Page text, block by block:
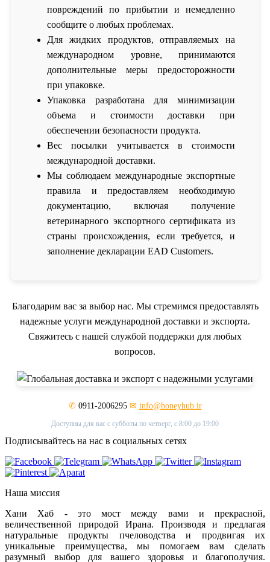
повреждений по прибытии и немедленно
сообщите о любых проблемах.
Для жидких продуктов, отправляемых на
международном уровне, принимаются
дополнительные меры предосторожности
при упаковке.
Упаковка разработана для минимизации
объема и стоимости доставки при
обеспечении безопасности продукта.
Вес посылки учитывается в стоимости
международной доставки.
Мы соблюдаем международные экспортные
правила и предоставляем необходимую
документацию, включая получение
ветеринарного экспортного сертификата из
страны происхождения, если требуется, и
заполнение декларации EAD Customers.
Благодарим вас за выбор нас. Мы стремимся предоставлять
надежные услуги международной доставки и экспорта.
Свяжитесь с нашей службой поддержки для любых
вопросов.
✆ 0911-2006295 ✉ info@honeyhub.ir
Доступны для вас с субботы по четверг, с 8:00 до 19:00
Подписывайтесь на нас в социальных сетях
Наша миссия
Хани Хаб - это мост между вами и прекрасной,
величественной природой Ирана. Производя и предлагая
натуральные продукты пчеловодства и продвигая их
уникальные преимущества, мы помогаем вам сделать
разумный выбор для вашего здоровья и благополучия.